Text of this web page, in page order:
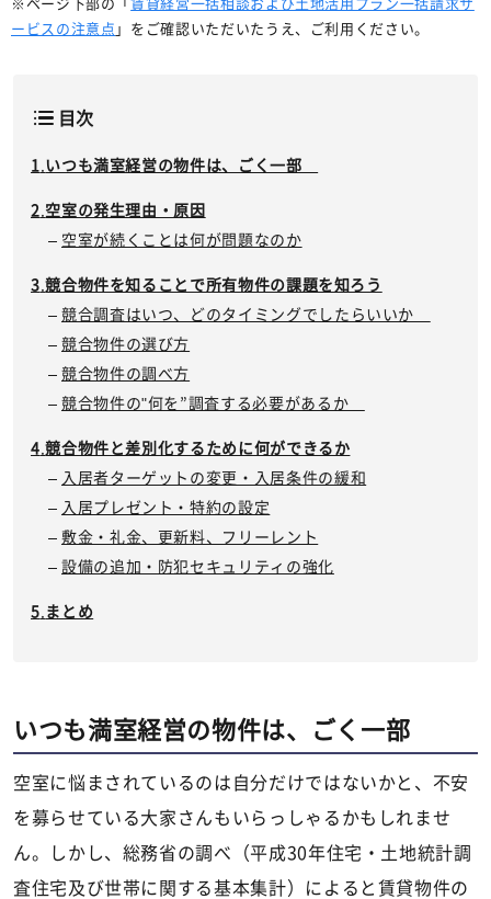
※ページ下部の「賃貸経営一括相談および土地活用プラン一括請求サ
ービスの注意点 」をご確認いただいたうえ、ご利用ください。
目次
いつも満室経営の物件は、ごく一部
空室の発生理由・原因
空室が続くことは何が問題なのか
競合物件を知ることで所有物件の課題を知ろう
競合調査はいつ、どのタイミングでしたらいいか
競合物件の選び方
競合物件の調べ方
競合物件の"何を”調査する必要があるか
競合物件と差別化するために何ができるか
入居者ターゲットの変更・入居条件の緩和
入居プレゼント・特約の設定
敷金・礼金、更新料、フリーレント
設備の追加・防犯セキュリティの強化
まとめ
いつも満室経営の物件は、ごく一部
空室に悩まされているのは自分だけではないかと、不安
を募らせている大家さんもいらっしゃるかもしれませ
ん。しかし、総務省の調べ（平成30年住宅・土地統計調
査住宅及び世帯に関する基本集計）によると賃貸物件の